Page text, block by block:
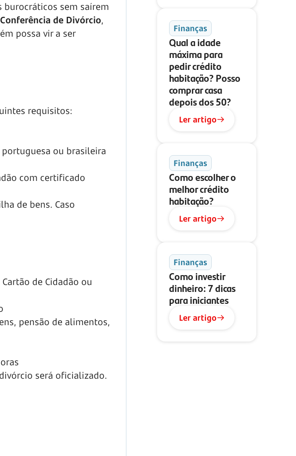
burocráticos sem saírem
Conferência de Divórcio,
possa vir a ser
requisitos:
ou brasileira
com certificado
de bens. Caso
de Cidadão ou
pensão de alimentos,
será oficializado.
Finanças
Qual a idade
máxima para
pedir crédito
habitação? Posso
comprar casa
depois dos 50?
Ler artigo
Finanças
Como escolher o
melhor crédito
habitação?
Ler artigo
Finanças
Como investir
dinheiro: 7 dicas
para iniciantes
Ler artigo